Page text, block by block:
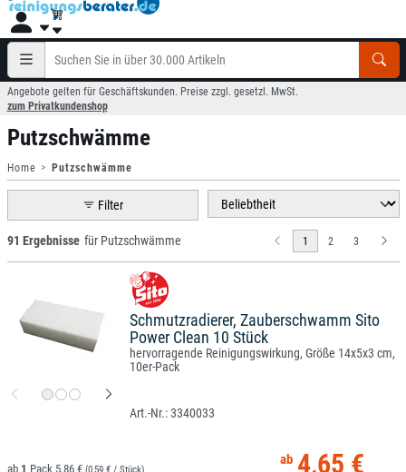
Angebote gelten für Geschäftskunden. Preise zzgl. gesetzl. MwSt.
zum Privatkundenshop
Putzschwämme
Home Putzschwämme
Filter
91 Ergebnisse für Putzschwämme 1 2 3
Schmutzradierer, Zauberschwamm Sito
Power Clean 10 Stück
hervorragende Reinigungswirkung, Größe 14x5x3 cm,
10er-Pack
3340033
4,65 €
1 5,86 €